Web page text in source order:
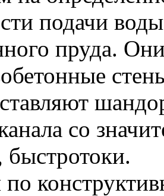
подачи
пруда.
со
быстротоки.